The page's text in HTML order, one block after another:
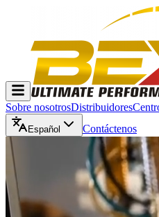
Sobre nosotrosDistribuidores
Español Contáctenos